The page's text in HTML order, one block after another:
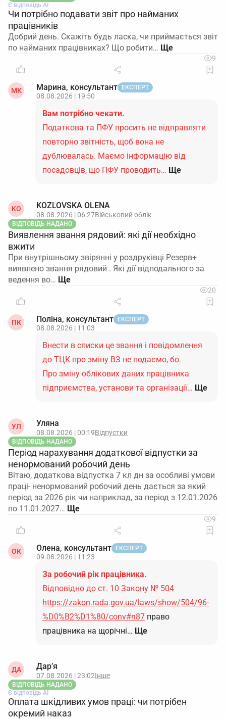
Є відповідь АІ
Чи потрібно подавати звіт про найманих
працівників
Добрий день. Скажіть будь ласка, чи приймається звіт
по найманих працівниках? Що робити…
9
МК Марина, консультант ЕКСПЕРТ
08.08.2026 | 19:50
Вам потрібно чекати.
Податкова та ПФУ просить не відправляти
повторно звітність, щоб вона не
дублювалась. Маємо інформацію від
посадовців, що ПФУ проводить… Ще
KO KOZLOVSKA OLENA
08.08.2026 | 06:27Військовий облік
ВІДПОВІДЬ НАДАНО
Виявлення звання рядовий: які дії необхідно
вжити
При внутрішньому звірянні у роздруківці Резерв+
виявлено звання рядовий . Які дії відподального за
ведення во…
20
ПК Поліна, консультант ЕКСПЕРТ
08.08.2026 | 11:03
Внести в списки це звання і повідомлення
до ТЦК про зміну ВЗ не подаємо, бо.
Про зміну облікових даних працівника
підприємства, установи та організації… Ще
УЛ Уляна
08.08.2026 | 00:19Відпустки
ВІДПОВІДЬ НАДАНО
Період нарахування додаткової відпустки за
ненормований робочий день
Вітаю, додаткова відпустка 7 кл дн за особливі умови
праці- ненормований робочий день дається за який
період за 2026 рік чи наприклад, за період з 12.01.2026
по 11.01.2027…
9
ОК Олена, консультант ЕКСПЕРТ
09.08.2026 | 11:23
За робочий рік працівника.
Відповідно до ст. 10 Закону № 504
https://zakon.rada.gov.ua/laws/show/504/96-
%D0%B2%D1%80/conv#n87 право
працівника на щорічні… Ще
ДА Дар’я
07.08.2026 | 23:02Інше
ВІДПОВІДЬ НАДАНО
Є відповідь АІ
Оплата шкідливих умов праці: чи потрібен
окремий наказ